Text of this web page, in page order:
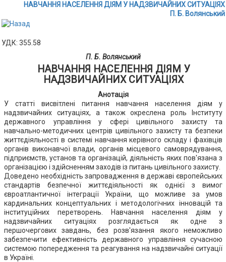
НАВЧАННЯ НАСЕЛЕННЯ ДІЯМ У НАДЗВИЧАЙНИХ СИТУАЦІЯХ
П. Б. Волянський
УДК: 355.58
П. Б. Волянський
НАВЧАННЯ НАСЕЛЕННЯ ДІЯМ У
НАДЗВИЧАЙНИХ СИТУАЦІЯХ
Анотація
У статті висвітлені питання навчання населення діям у
надзвичайних ситуаціях, а також окреслена роль Інституту
державного управління у сфері цивільного захисту та
навчально-методичних центрів цивільного захисту та безпеки
життєдіяльності в системі навчання керівного складу і фахівців
органів виконавчої влади, органів місцевого самоврядування,
підприємств, установ та організацій, діяльність яких пов'язана з
організацією і здійсненням заходів із питань цивільного захисту.
Доведено необхідність запровадження в державі європейських
стандартів безпечної життєдіяльності як однієї з вимог
євроатлантичної інтеграції України, що можливе за умов
кардинальних концептуальних і методологічних інновацій та
інституційних перетворень. Навчання населення діям у
надзвичайних ситуаціях розглядається як одне з
першочергових завдань, без розв'язання якого неможливо
забезпечити ефективність державного управління сучасною
системою попередження та реагування на надзвичайні ситуації
в Україні.